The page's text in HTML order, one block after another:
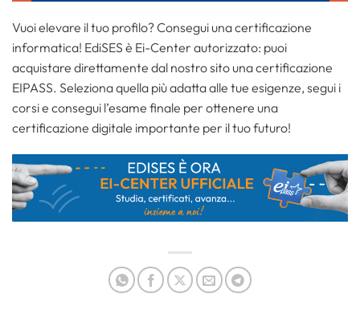
Vuoi elevare il tuo profilo? Consegui una certificazione
informatica! EdiSES è Ei-Center autorizzato: puoi
acquistare direttamente dal nostro sito una certificazione
EIPASS. Seleziona quella più adatta alle tue esigenze, segui i
corsi e consegui l’esame finale per ottenere una
certificazione digitale importante per il tuo futuro!